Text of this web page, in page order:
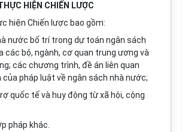
HIỆN CHIẾN LƯỢC
hiện Chiến lược bao gồm:
nước bố trí trong dự toán ngân sách
các bộ, ngành, cơ quan trung ương và
các chương trình, đề án liên quan
của pháp luật về ngân sách nhà nước;
quốc tế và huy động từ xã hội, cộng
pháp khác.